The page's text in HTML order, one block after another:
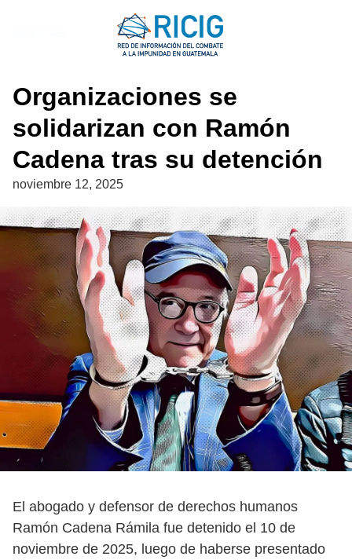
Organizaciones se
solidarizan con Ramón
Cadena tras su detención
noviembre 12, 2025
El abogado y defensor de derechos humanos
Ramón Cadena Rámila fue detenido el 10 de
noviembre de 2025, luego de haberse presentado